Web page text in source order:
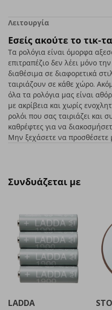
Λειτουργία
Εσείς ακούτε το τικ-
Τα ρολόγια είναι όμορφα
επιτραπέζιο δεν λέει μόνο
διαθέσιμα σε διαφορετικά
ταιριάζουν σε κάθε χώρο.
όλα τα ρολόγια μας είναι
με ακρίβεια και χωρίς
ρολόι που σας ταιριάζει και
καθρέφτες για να
Μην ξεχάσετε να προσθέσετε
Συνδυάζεται με
LADDA